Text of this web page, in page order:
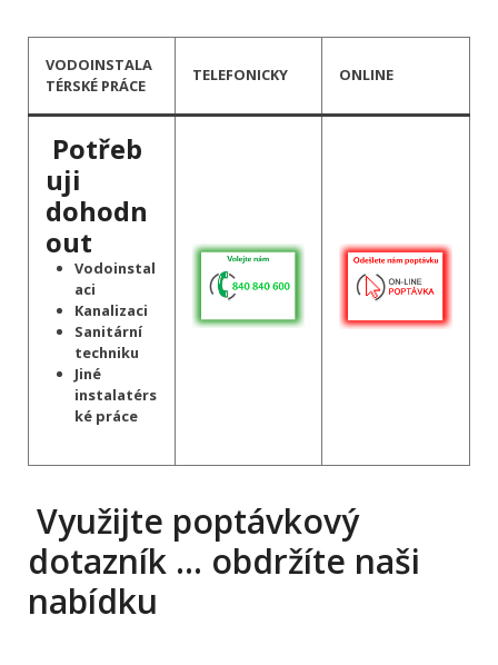
VODOINSTALA
TÉRSKÉ PRÁCE
TELEFONICKY ONLINE
Potřeb
uji
dohodn
out
Vodoinstal
aci
Kanalizaci
Sanitární
techniku
Jiné
instalatérs
ké práce
Využijte poptávkový
dotazník … obdržíte naši
nabídku